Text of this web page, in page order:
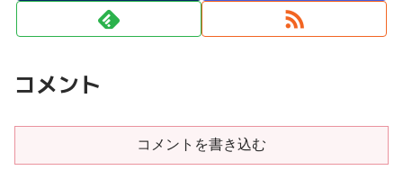
コメント
コメントを書き込む